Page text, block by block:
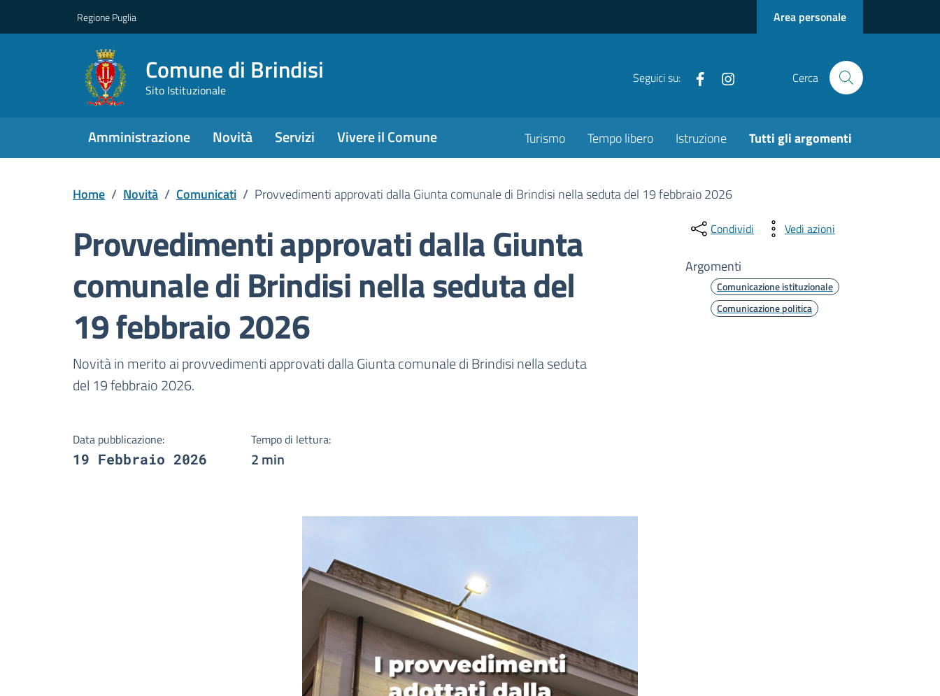
Regione Puglia Area personale
Comune di Brindisi
Sito Istituzionale
Seguici su: FacebookInstagramCerca
Amministrazione Novità Servizi Vivere il Comune Turismo Tempo libero Istruzione Tutti gli argomenti
Home / Novità / Comunicati / Provvedimenti approvati dalla Giunta comunale di Brindisi nella seduta del 19 febbraio 2026
Provvedimenti approvati dalla Giunta
comunale di Brindisi nella seduta del
19 febbraio 2026
Dettagli della notizia
Novità in merito ai provvedimenti approvati dalla Giunta comunale di Brindisi nella seduta
del 19 febbraio 2026.
Data pubblicazione:
19 Febbraio 2026
Tempo di lettura:
2 min
Condividi Vedi azioni
Argomenti
Comunicazione istituzionale
Comunicazione politica